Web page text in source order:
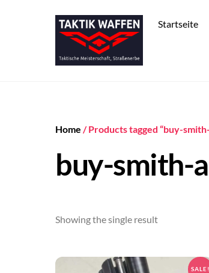
Startseite
Home / Products tagged “buy-
buy-smith-
Showing the single result
SALE!